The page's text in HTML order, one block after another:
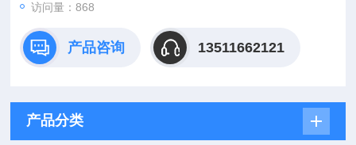
访问量：868
产品咨询 13511662121
产品分类